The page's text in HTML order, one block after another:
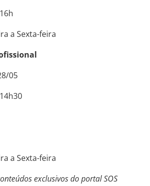
a Sexta-feira
05
a Sexta-feira
exclusivos do portal SOS